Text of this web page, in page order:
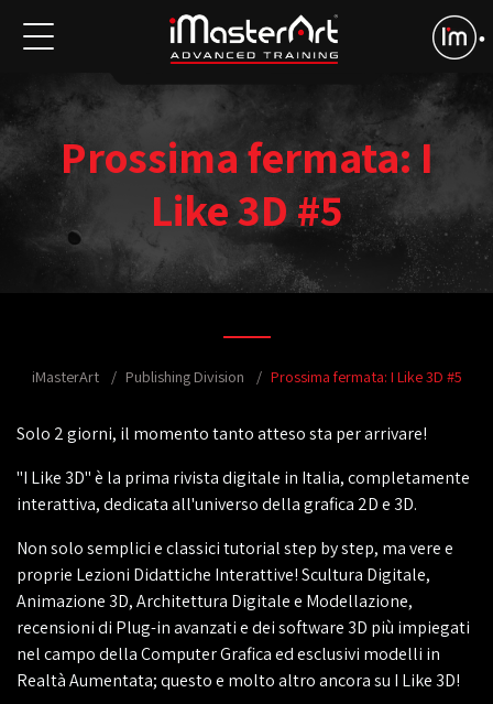
Prossima fermata: I
Like 3D #5
iMasterArt Publishing Division Prossima fermata: I Like 3D #5
Solo 2 giorni, il momento tanto atteso sta per arrivare!
"I Like 3D" è la prima rivista digitale in Italia, completamente
interattiva, dedicata all'universo della grafica 2D e 3D.
Non solo semplici e classici tutorial step by step, ma vere e
proprie Lezioni Didattiche Interattive! Scultura Digitale,
Animazione 3D, Architettura Digitale e Modellazione,
recensioni di Plug-in avanzati e dei software 3D più impiegati
nel campo della Computer Grafica ed esclusivi modelli in
Realtà Aumentata; questo e molto altro ancora su I Like 3D!